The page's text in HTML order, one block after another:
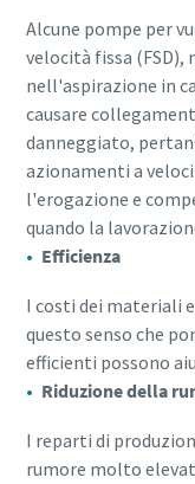
Alcune pompe per
velocità fissa (FSD),
nell'aspirazione in
causare
danneggiato,
azionamenti a
l'erogazione e
quando la
Efficienza
I costi dei materiali
questo senso che
efficienti possono
Riduzione della
I reparti di
rumore molto